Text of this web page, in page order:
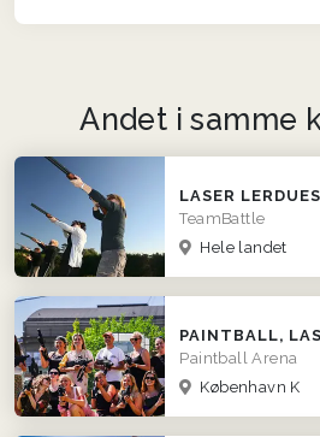
Andet i samme
LASER
TeamBattle
Hele landet
Paintball Arena
København K